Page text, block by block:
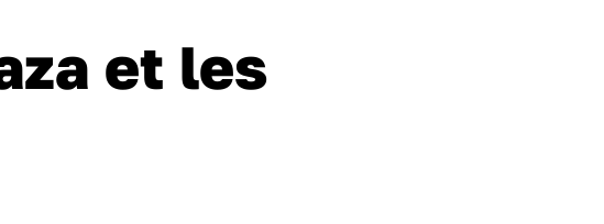
et les